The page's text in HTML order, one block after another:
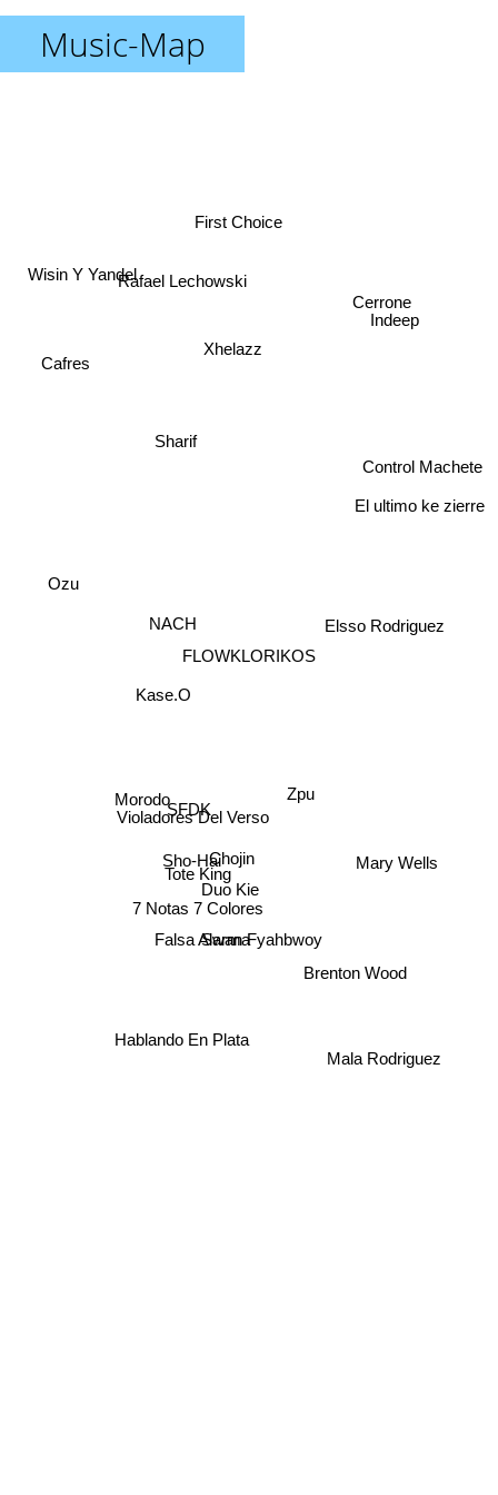
Music-Map
FLOWKLORIKOS
Duo Kie
Falsa Alarma
Chojin
Tote King
7 Notas 7 Colores
Violadores Del Verso
SFDK
Elsso Rodriguez
Sho-Hai
NACH
Kase.O
Morodo
Swan Fyahbwoy
Xhelazz
Rafael Lechowski
Ozu
Brenton Wood
Mala Rodriguez
Control Machete
Sharif
Cafres
Hablando En Plata
El ultimo ke zierre
Indeep
Cerrone
Wisin Y Yandel